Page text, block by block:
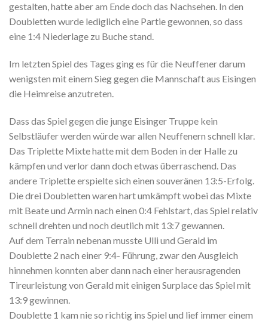
gestalten, hatte aber am Ende doch das Nachsehen. In den
Doubletten wurde lediglich eine Partie gewonnen, so dass
eine 1:4 Niederlage zu Buche stand.
Im letzten Spiel des Tages ging es für die Neuffener darum
wenigsten mit einem Sieg gegen die Mannschaft aus Eisingen
die Heimreise anzutreten.
Dass das Spiel gegen die junge Eisinger Truppe kein
Selbstläufer werden würde war allen Neuffenern schnell klar.
Das Triplette Mixte hatte mit dem Boden in der Halle zu
kämpfen und verlor dann doch etwas überraschend. Das
andere Triplette erspielte sich einen souveränen 13:5-Erfolg.
Die drei Doubletten waren hart umkämpft wobei das Mixte
mit Beate und Armin nach einen 0:4 Fehlstart, das Spiel relativ
schnell drehten und noch deutlich mit 13:7 gewannen.
Auf dem Terrain nebenan musste Ulli und Gerald im
Doublette 2 nach einer 9:4- Führung, zwar den Ausgleich
hinnehmen konnten aber dann nach einer herausragenden
Tireurleistung von Gerald mit einigen Surplace das Spiel mit
13:9 gewinnen.
Doublette 1 kam nie so richtig ins Spiel und lief immer einem